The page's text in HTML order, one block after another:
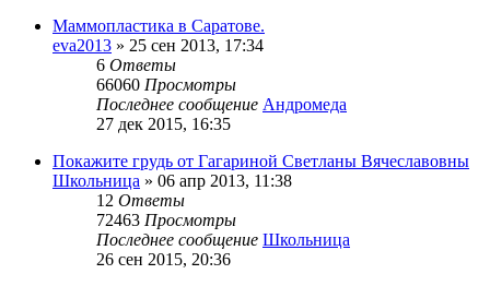
Маммопластика в Саратове.
eva2013 » 25 сен 2013, 17:34
6 Ответы
66060 Просмотры
Последнее сообщение Андромеда
27 дек 2015, 16:35
Покажите грудь от Гагариной Светланы Вячеславовны
Школьница » 06 апр 2013, 11:38
12 Ответы
72463 Просмотры
Последнее сообщение Школьница
26 сен 2015, 20:36